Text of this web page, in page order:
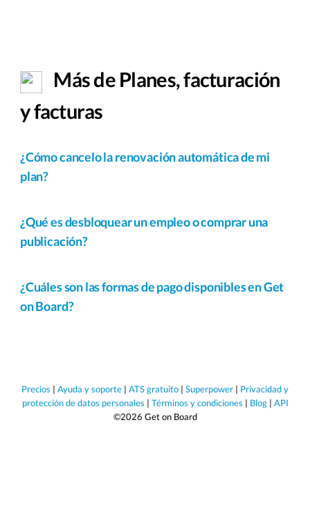
Más de Planes, facturación
y facturas
¿Cómo cancelo la renovación automática de mi
plan?
¿Qué es desbloquear un empleo o comprar una
publicación?
¿Cuáles son las formas de pago disponibles en Get
on Board?
Precios | Ayuda y soporte | ATS gratuito | Superpower | Privacidad y
protección de datos personales | Términos y condiciones | Blog| API
©2026 Get on Board